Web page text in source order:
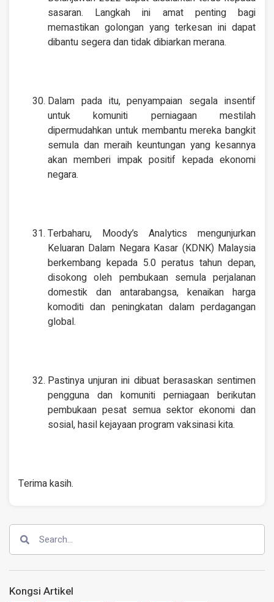
sasaran. Langkah ini amat penting bagi
memastikan golongan yang terkesan ini dapat
dibantu segera dan tidak dibiarkan merana.
Dalam pada itu, penyampaian segala insentif
untuk komuniti perniagaan mestilah
dipermudahkan untuk membantu mereka bangkit
semula dan meraih keuntungan yang kesannya
akan memberi impak positif kepada ekonomi
negara.
Terbaharu, Moody’s Analytics mengunjurkan
Keluaran Dalam Negara Kasar (KDNK) Malaysia
berkembang kepada 5.0 peratus tahun depan,
disokong oleh pembukaan semula perjalanan
domestik dan antarabangsa, kenaikan harga
komoditi dan peningkatan dalam perdagangan
global.
Pastinya unjuran ini dibuat berasaskan sentimen
pengguna dan komuniti perniagaan berikutan
pembukaan pesat semua sektor ekonomi dan
sosial, hasil kejayaan program vaksinasi kita.
Terima kasih.
Kongsi Artikel